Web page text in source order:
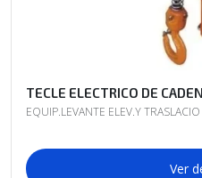
TECLE ELECTRICO DE
EQUIP.LEVANTE ELEV.Y TRASLACIO
Ver